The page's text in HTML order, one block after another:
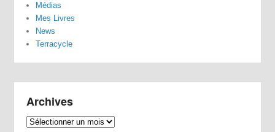
Médias
Mes Livres
News
Terracycle
Archives
Archives